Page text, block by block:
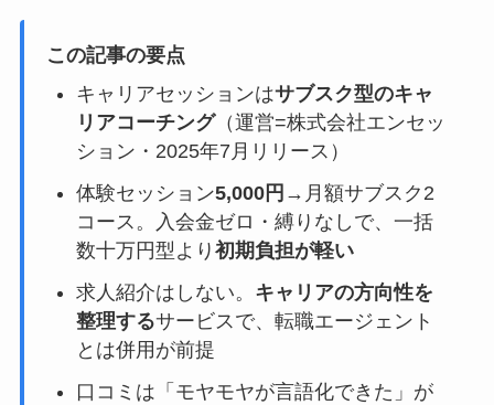
この記事の要点
キャリアセッションはサブスク型のキャ
リアコーチング（運営=株式会社エンセッ
ション・2025年7月リリース）
体験セッション5,000円 →月額サブスク2
コース。入会金ゼロ・縛りなしで、一括
数十万円型より 初期負担が軽い
求人紹介はしない。 キャリアの方向性を
整理するサービスで、転職エージェント
とは併用が前提
口コミは「モヤモヤが言語化できた」が